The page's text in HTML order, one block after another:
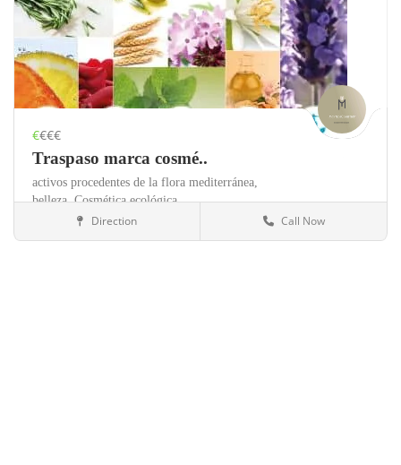
€€€€
Traspaso marca cosmé..
activos procedentes de la flora mediterránea,
belleza,Cosmética ecológica,
Salud y belleza
Guadalajara
Direction Call Now